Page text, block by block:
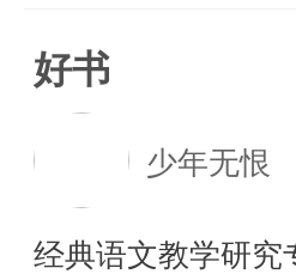
好书
少年无恨
经典语文教学研究